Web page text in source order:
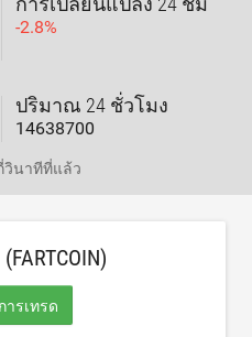
-2.8%
ปริมาณ 24 ชั่วโมง
14638700
วินาทีที่แล้ว
ารเทรด